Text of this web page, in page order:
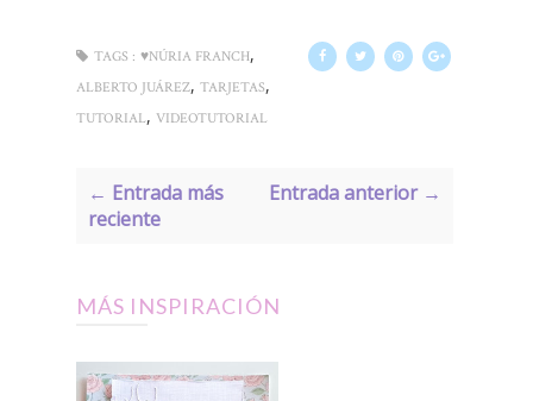
TAGS : ♥NÚRIA FRANCH,
ALBERTO JUÁREZ, TARJETAS,
TUTORIAL, VIDEOTUTORIAL
← Entrada más
reciente
Entrada anterior →
MÁS INSPIRACIÓN